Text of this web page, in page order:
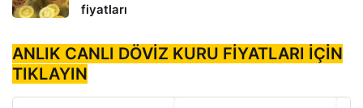
fiyatları
ANLIK CANLI DÖVİZ KURU FİYATLARI İÇİN
TIKLAYIN